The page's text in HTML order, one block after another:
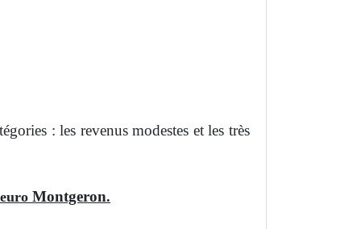
: les revenus modestes et les très
Montgeron.